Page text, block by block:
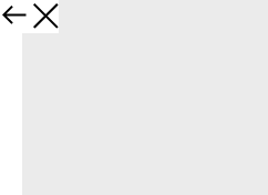
Назад